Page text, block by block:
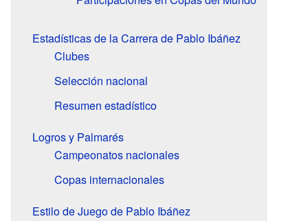
Estadísticas de la Carrera de Pablo Ibáñez
Clubes
Selección nacional
Resumen estadístico
Logros y Palmarés
Campeonatos nacionales
Copas internacionales
Estilo de Juego de Pablo Ibáñez